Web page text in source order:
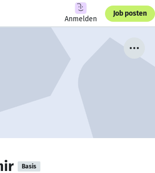
Anmelden
Job posten
Basis